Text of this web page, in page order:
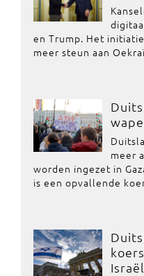
en Trump. Het
meer steun aan
meer
worden ingezet in
is een opvallende